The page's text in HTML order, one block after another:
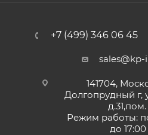
+7 (499) 346 06 45
141704,
Долгопрудный г,
Режим работы:
до